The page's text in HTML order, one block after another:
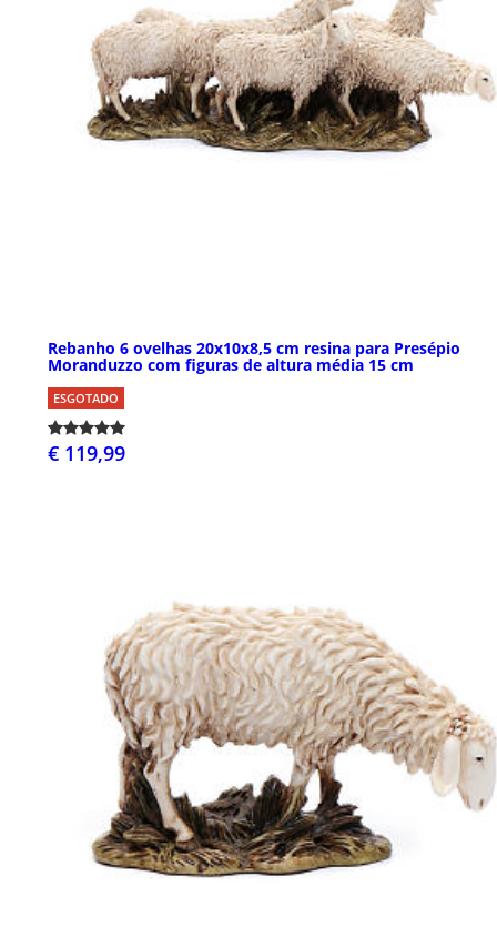
Rebanho 6 ovelhas 20x10x8,5 cm resina para Presépio
Moranduzzo com figuras de altura média 15 cm
ESGOTADO
€ 119,99